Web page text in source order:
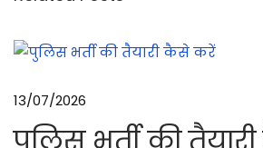
M
टा
र
13/07/2026